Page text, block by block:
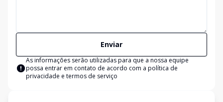
Enviar
As informações serão utilizadas para que a nossa equipe
possa entrar em contato de acordo com a política de
privacidade e termos de serviço